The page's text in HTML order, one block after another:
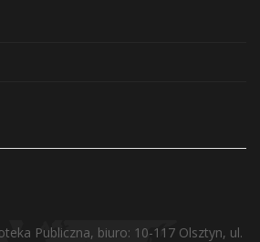
Publiczna, biuro: 10-117 Olsztyn, ul.